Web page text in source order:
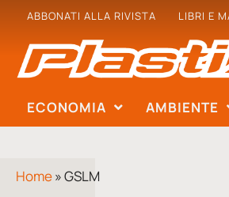
ABBONATI ALLA RIVISTA LIBRI E
ECONOMIA AMBIENTE
Home»GSLM